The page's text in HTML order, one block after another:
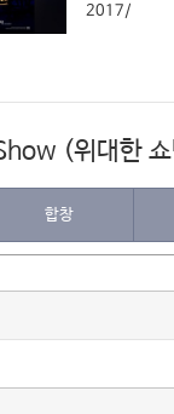
2017/
(위대한
합창